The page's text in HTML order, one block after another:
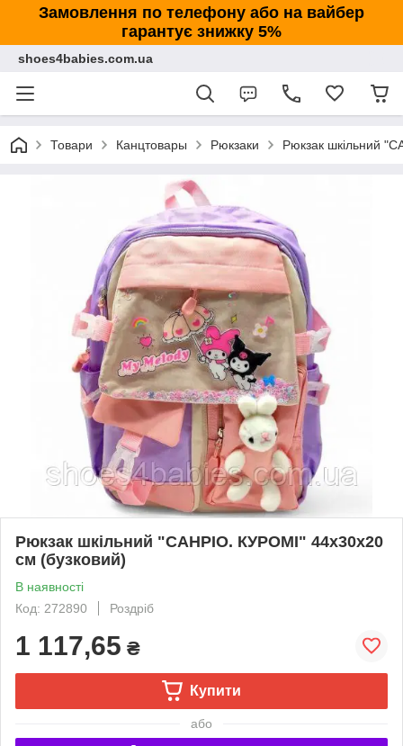
Замовлення по телефону або на вайбер
гарантує знижку 5%
shoes4babies.com.ua
Товари Канцтовары Рюкзаки Рюкзак шкільний
Рюкзак шкільний "САНРІО. КУРОМІ" 44х30х20
см (бузковий)
В наявності
Код: 272890
Роздріб
1 117,65 ₴
Купити
або